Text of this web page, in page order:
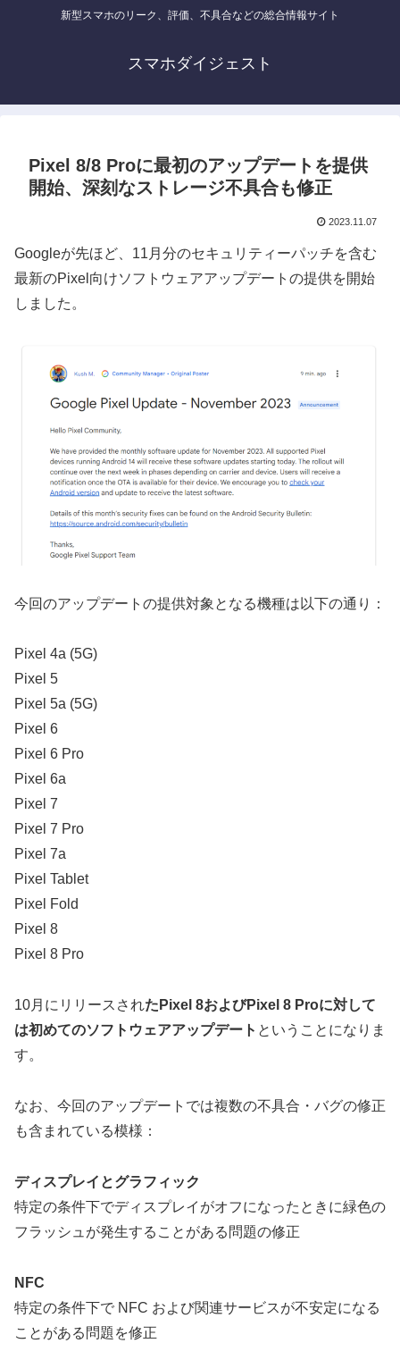
新型スマホのリーク、評価、不具合などの総合情報サイト
スマホダイジェスト
Pixel 8/8 Proに最初のアップデートを提供
開始、深刻なストレージ不具合も修正
2023.11.07
Googleが先ほど、11月分のセキュリティーパッチを含む
最新のPixel向けソフトウェアアップデートの提供を開始
しました。
今回のアップデートの提供対象となる機種は以下の通り：
Pixel 4a (5G)
Pixel 5
Pixel 5a (5G)
Pixel 6
Pixel 6 Pro
Pixel 6a
Pixel 7
Pixel 7 Pro
Pixel 7a
Pixel Tablet
Pixel Fold
Pixel 8
Pixel 8 Pro
10月にリリースされたPixel 8およびPixel 8 Proに対して
は初めてのソフトウェアアップデート ということになりま
す。
なお、今回のアップデートでは複数の不具合・バグの修正
も含まれている模様：
ディスプレイとグラフィック
特定の条件下でディスプレイがオフになったときに緑色の
フラッシュが発生することがある問題の修正
NFC
特定の条件下で NFC および関連サービスが不安定になる
ことがある問題を修正